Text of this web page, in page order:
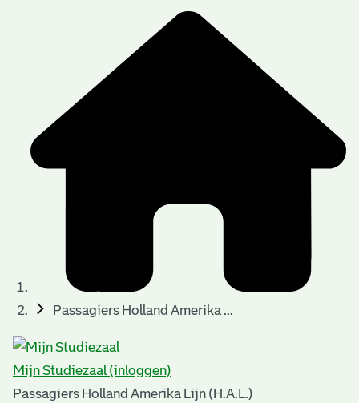
Passagiers Holland Amerika ...
Mijn Studiezaal (inloggen)
Passagiers Holland Amerika Lijn (H.A.L.)